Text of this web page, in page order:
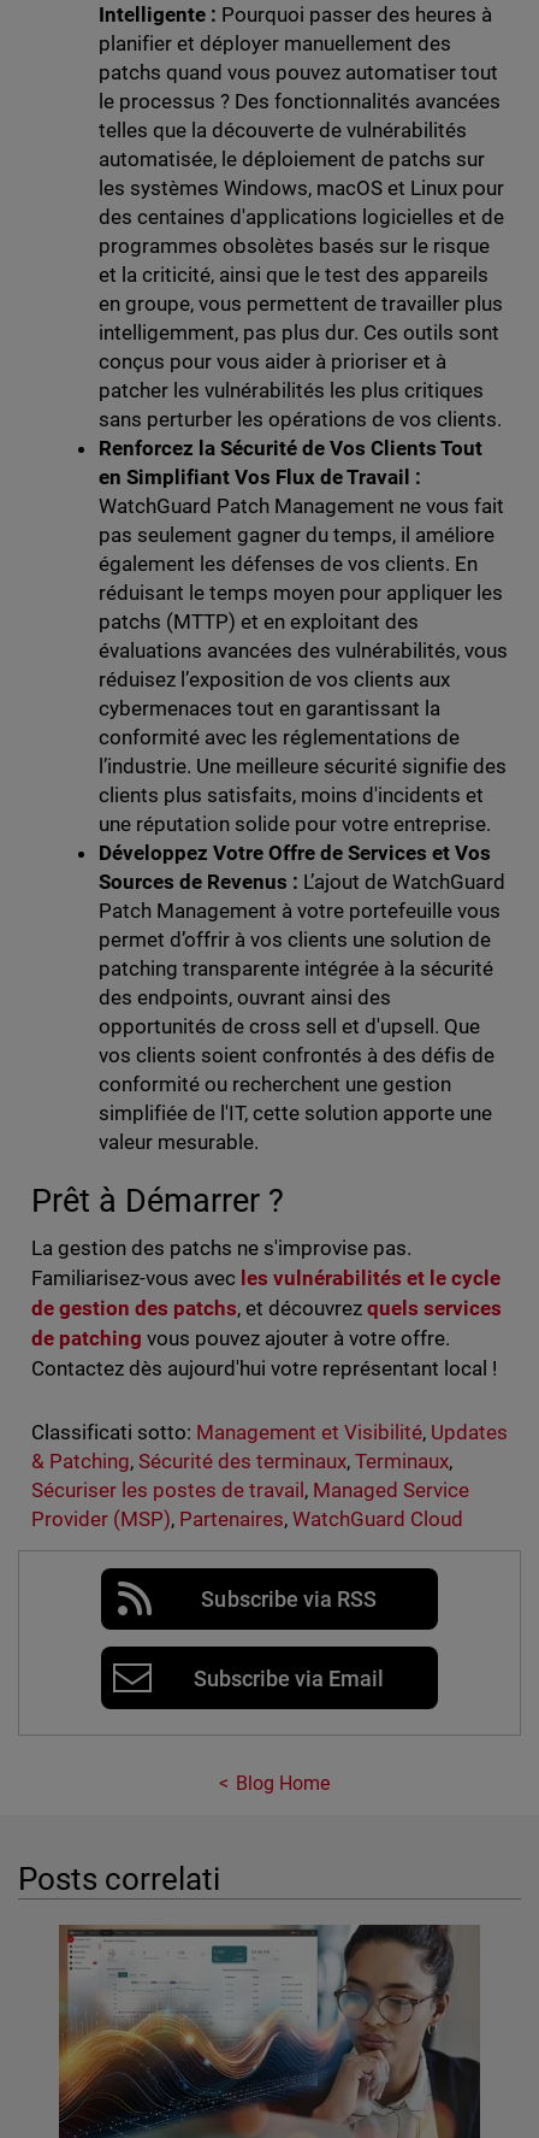
Intelligente : Pourquoi passer des heures à
planifier et déployer manuellement des
patchs quand vous pouvez automatiser tout
le processus ? Des fonctionnalités avancées
telles que la découverte de vulnérabilités
automatisée, le déploiement de patchs sur
les systèmes Windows, macOS et Linux pour
des centaines d'applications logicielles et de
programmes obsolètes basés sur le risque
et la criticité, ainsi que le test des appareils
en groupe, vous permettent de travailler plus
intelligemment, pas plus dur. Ces outils sont
conçus pour vous aider à prioriser et à
patcher les vulnérabilités les plus critiques
sans perturber les opérations de vos clients.
Renforcez la Sécurité de Vos Clients Tout
en Simplifiant Vos Flux de Travail :
WatchGuard Patch Management ne vous fait
pas seulement gagner du temps, il améliore
également les défenses de vos clients. En
réduisant le temps moyen pour appliquer les
patchs (MTTP) et en exploitant des
évaluations avancées des vulnérabilités, vous
réduisez l’exposition de vos clients aux
cybermenaces tout en garantissant la
conformité avec les réglementations de
l’industrie. Une meilleure sécurité signifie des
clients plus satisfaits, moins d'incidents et
une réputation solide pour votre entreprise.
Développez Votre Offre de Services et Vos
Sources de Revenus : L’ajout de WatchGuard
Patch Management à votre portefeuille vous
permet d’offrir à vos clients une solution de
patching transparente intégrée à la sécurité
des endpoints, ouvrant ainsi des
opportunités de cross sell et d'upsell. Que
vos clients soient confrontés à des défis de
conformité ou recherchent une gestion
simplifiée de l'IT, cette solution apporte une
valeur mesurable.
Prêt à Démarrer ?
La gestion des patchs ne s'improvise pas.
Familiarisez-vous avec les vulnérabilités et le cycle
de gestion des patchs, et découvrezquels services
de patching vous pouvez ajouter à votre offre.
Contactez dès aujourd'hui votre représentant local !
Classificati sotto: Management et Visibilité, Updates
& Patching, Sécurité des terminaux,Terminaux,
Sécuriser les postes de travail, Managed Service
Provider (MSP), Partenaires,WatchGuard Cloud
Subscribe via RSS
Subscribe via Email
Blog Home
Posts correlati